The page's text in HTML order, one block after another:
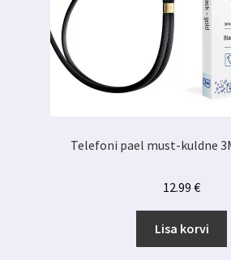
Telefoni pael must-kuldne
12.99 €
Lisa korvi